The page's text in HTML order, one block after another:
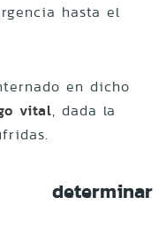
hasta el
en dicho
vital, dada la